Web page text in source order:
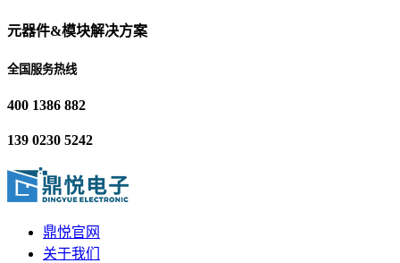
元器件&模块解决方案
全国服务热线
400 1386 882
139 0230 5242
鼎悦官网
关于我们